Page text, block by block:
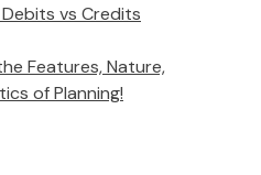
vs Credits
Features, Nature,
of Planning!